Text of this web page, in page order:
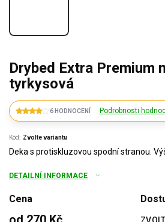
Drybed Extra Premium
tyrkysová
6 HODNOCENÍ Podrobnosti
Kód: Zvolte variantu
Deka s protiskluzovou spodní stranou.
DETAILNÍ INFORMACE
Cena